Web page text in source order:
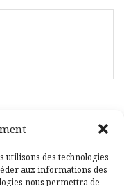
utilisons des technologies
aux informations des
nous permettra de